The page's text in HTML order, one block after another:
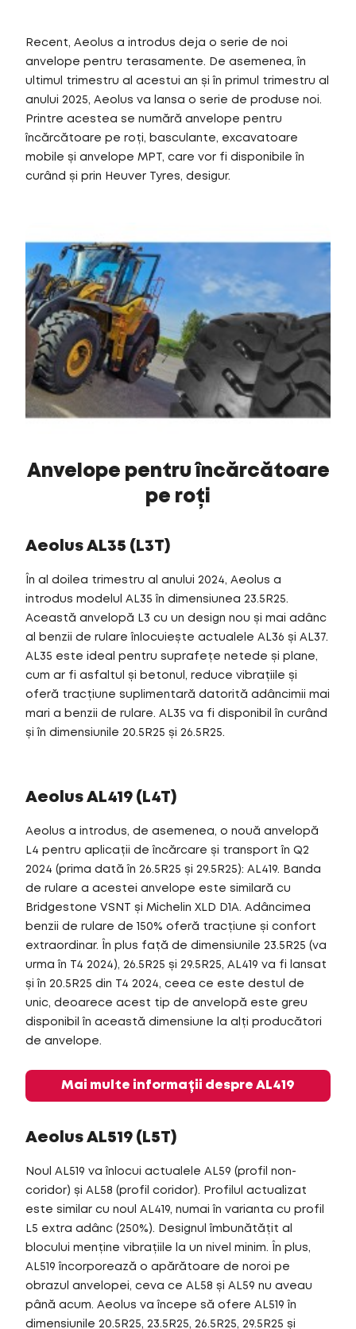
Recent, Aeolus a introdus deja o serie de noi
anvelope pentru terasamente. De asemenea, în
ultimul trimestru al acestui an și în primul trimestru al
anului 2025, Aeolus va lansa o serie de produse noi.
Printre acestea se numără anvelope pentru
încărcătoare pe roți, basculante, excavatoare
mobile și anvelope MPT, care vor fi disponibile în
curând și prin Heuver Tyres, desigur.
Anvelope pentru încărcătoare
pe roți
Aeolus AL35 (L3T)
În al doilea trimestru al anului 2024, Aeolus a
introdus modelul AL35 în dimensiunea 23.5R25.
Această anvelopă L3 cu un design nou și mai adânc
al benzii de rulare înlocuiește actualele AL36 și AL37.
AL35 este ideal pentru suprafețe netede și plane,
cum ar fi asfaltul și betonul, reduce vibrațiile și
oferă tracțiune suplimentară datorită adâncimii mai
mari a benzii de rulare. AL35 va fi disponibil în curând
și în dimensiunile 20.5R25 și 26.5R25.
Aeolus AL419 (L4T)
Aeolus a introdus, de asemenea, o nouă anvelopă
L4 pentru aplicații de încărcare și transport în Q2
2024 (prima dată în 26.5R25 și 29.5R25): AL419. Banda
de rulare a acestei anvelope este similară cu
Bridgestone VSNT și Michelin XLD D1A. Adâncimea
benzii de rulare de 150% oferă tracțiune și confort
extraordinar. În plus față de dimensiunile 23.5R25 (va
urma în T4 2024), 26.5R25 și 29.5R25, AL419 va fi lansat
și în 20.5R25 din T4 2024, ceea ce este destul de
unic, deoarece acest tip de anvelopă este greu
disponibil în această dimensiune la alți producători
de anvelope.
Mai multe informații despre AL419
Aeolus AL519 (L5T)
Noul AL519 va înlocui actualele AL59 (profil non-
coridor) și AL58 (profil coridor). Profilul actualizat
este similar cu noul AL419, numai în varianta cu profil
L5 extra adânc (250%). Designul îmbunătățit al
blocului menține vibrațiile la un nivel minim. În plus,
AL519 încorporează o apărătoare de noroi pe
obrazul anvelopei, ceva ce AL58 și AL59 nu aveau
până acum. Aeolus va începe să ofere AL519 în
dimensiunile 20.5R25, 23.5R25, 26.5R25, 29.5R25 și